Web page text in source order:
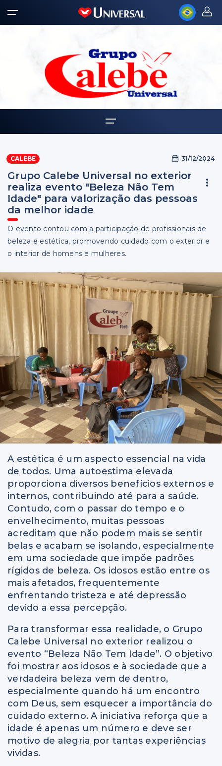
Quem somos
Notícias
CALEBE 31/12/2024
Grupo Calebe Universal no exterior
realiza evento "Beleza Não Tem
Idade" para valorização das pessoas
da melhor idade
O evento contou com a participação de profissionais de
beleza e estética, promovendo cuidado com o exterior e
o interior de homens e mulheres.
A estética é um aspecto essencial na vida
de todos. Uma autoestima elevada
proporciona diversos benefícios externos e
internos, contribuindo até para a saúde.
Contudo, com o passar do tempo e o
envelhecimento, muitas pessoas
acreditam que não podem mais se sentir
belas e acabam se isolando, especialmente
em uma sociedade que impõe padrões
rígidos de beleza. Os idosos estão entre os
mais afetados, frequentemente
enfrentando tristeza e até depressão
devido a essa percepção.
Para transformar essa realidade, o Grupo
Calebe Universal no exterior realizou o
evento “Beleza Não Tem Idade”. O objetivo
foi mostrar aos idosos e à sociedade que a
verdadeira beleza vem de dentro,
especialmente quando há um encontro
com Deus, sem esquecer a importância do
cuidado externo. A iniciativa reforça que a
idade é apenas um número e deve ser
motivo de alegria por tantas experiências
vividas.